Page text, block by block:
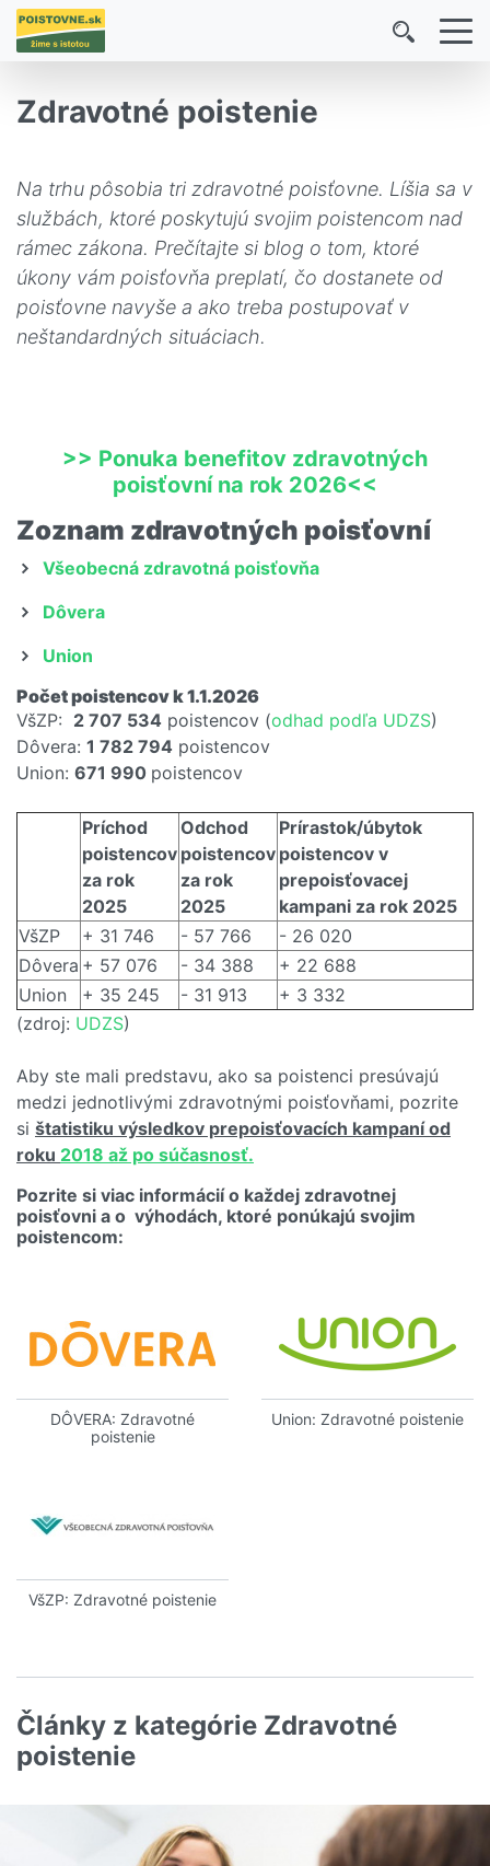
Zdravotné poistenie
Na trhu pôsobia tri zdravotné poisťovne. Líšia sa v
službách, ktoré poskytujú svojim poistencom nad
rámec zákona. Prečítajte si blog o tom, ktoré
úkony vám poisťovňa preplatí, čo dostanete od
poisťovne navyše a ako treba postupovať v
neštandardných situáciach.
>> Ponuka benefitov zdravotných
poisťovní na rok 2026<<
Zoznam zdravotných poisťovní
Všeobecná zdravotná poisťovňa
Dôvera
Union
Počet poistencov k 1.1.2026
VšZP: 2 707 534 poistencov (odhad podľa UDZS)
Dôvera: 1 782 794 poistencov
Union: 671 990 poistencov
Príchod
poistencov
za rok
2025
Odchod
poistencov
za rok
2025
Prírastok/úbytok
poistencov v
prepoisťovacej
kampani za rok 2025
VšZP
+ 31 746 - 57 766
- 26 020
Dôvera + 57 076 - 34 388
+ 22 688
Union
+ 35 245 - 31 913
+ 3 332
(zdroj: UDZS)
Aby ste mali predstavu, ako sa poistenci presúvajú
medzi jednotlivými zdravotnými poisťovňami, pozrite
si štatistiku výsledkov prepoisťovacích kampaní od
roku 2018 až po súčasnosť.
Pozrite si viac informácií o každej zdravotnej
poisťovni a o výhodách, ktoré ponúkajú svojim
poistencom:
DÔVERA: Zdravotné
poistenie
Union: Zdravotné poistenie
VšZP: Zdravotné poistenie
Články z kategórie Zdravotné
poistenie